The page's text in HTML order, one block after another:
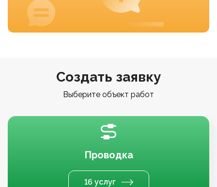
Создать заявку
Выберите объект работ
Проводка
16 услуг